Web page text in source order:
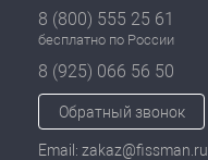
8 (800) 555 25 61
бесплатно по России
8 (925) 066 56 50
Обратный звонок
Email: zakaz@fissman.ru